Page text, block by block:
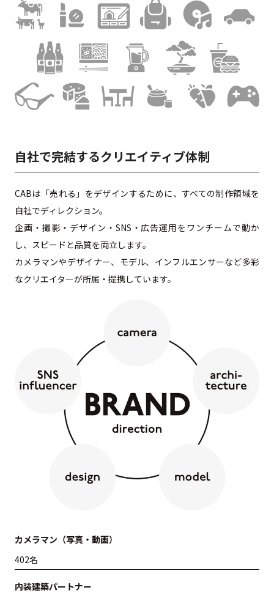
自社で完結するクリエイティブ体制
CABは「売れる」をデザインするために、すべての制作領域を
自社でディレクション。
企画・撮影・デザイン・SNS・広告運用をワンチームで動か
し、スピードと品質を両立します。
カメラマンやデザイナー、モデル、インフルエンサーなど多彩
なクリエイターが所属・提携しています。
カメラマン（写真・動画）
402名
内装建築パートナー